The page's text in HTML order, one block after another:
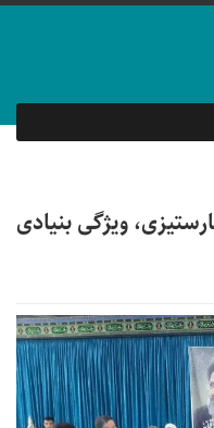
ویژگی بنیادی